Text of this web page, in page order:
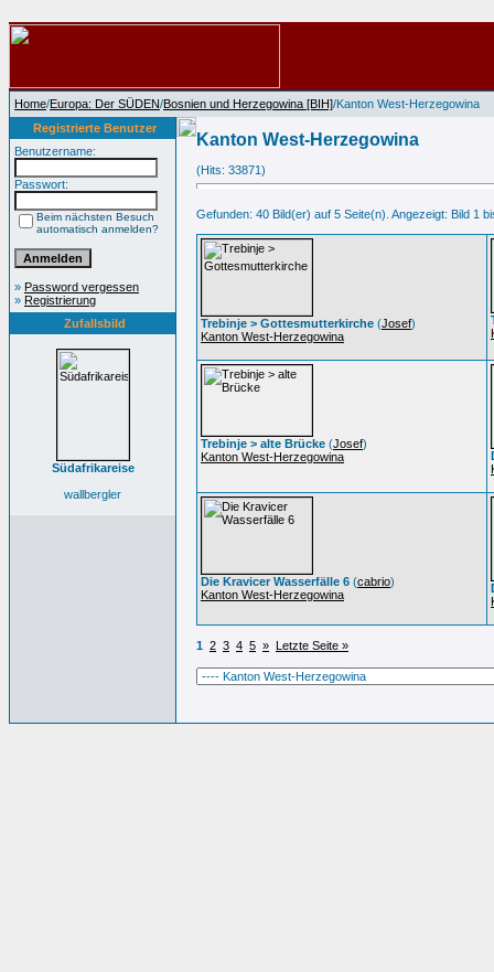
Home/Europa: Der SÜDEN/Bosnien und Herzegowina [BIH]/Kanton West-Herzegowina
Registrierte Benutzer
Benutzername:
Passwort:
Beim nächsten Besuch
automatisch anmelden?
» Password vergessen
» Registrierung
Zufallsbild
Südafrikareise
wallbergler
Kanton West-Herzegowina
(Hits: 33871)
Gefunden: 40 Bild(er) auf 5 Seite(n). Angezeigt: Bild 1
Trebinje > Gottesmutterkirche (Josef)
Kanton West-Herzegowina
Trebinje > alte Brücke (Josef)
Kanton West-Herzegowina
Die Kravicer Wasserfälle 6 (cabrio)
Kanton West-Herzegowina
1 2 3 4 5 » Letzte Seite »